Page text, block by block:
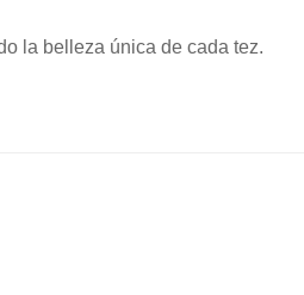
la belleza única de cada tez.